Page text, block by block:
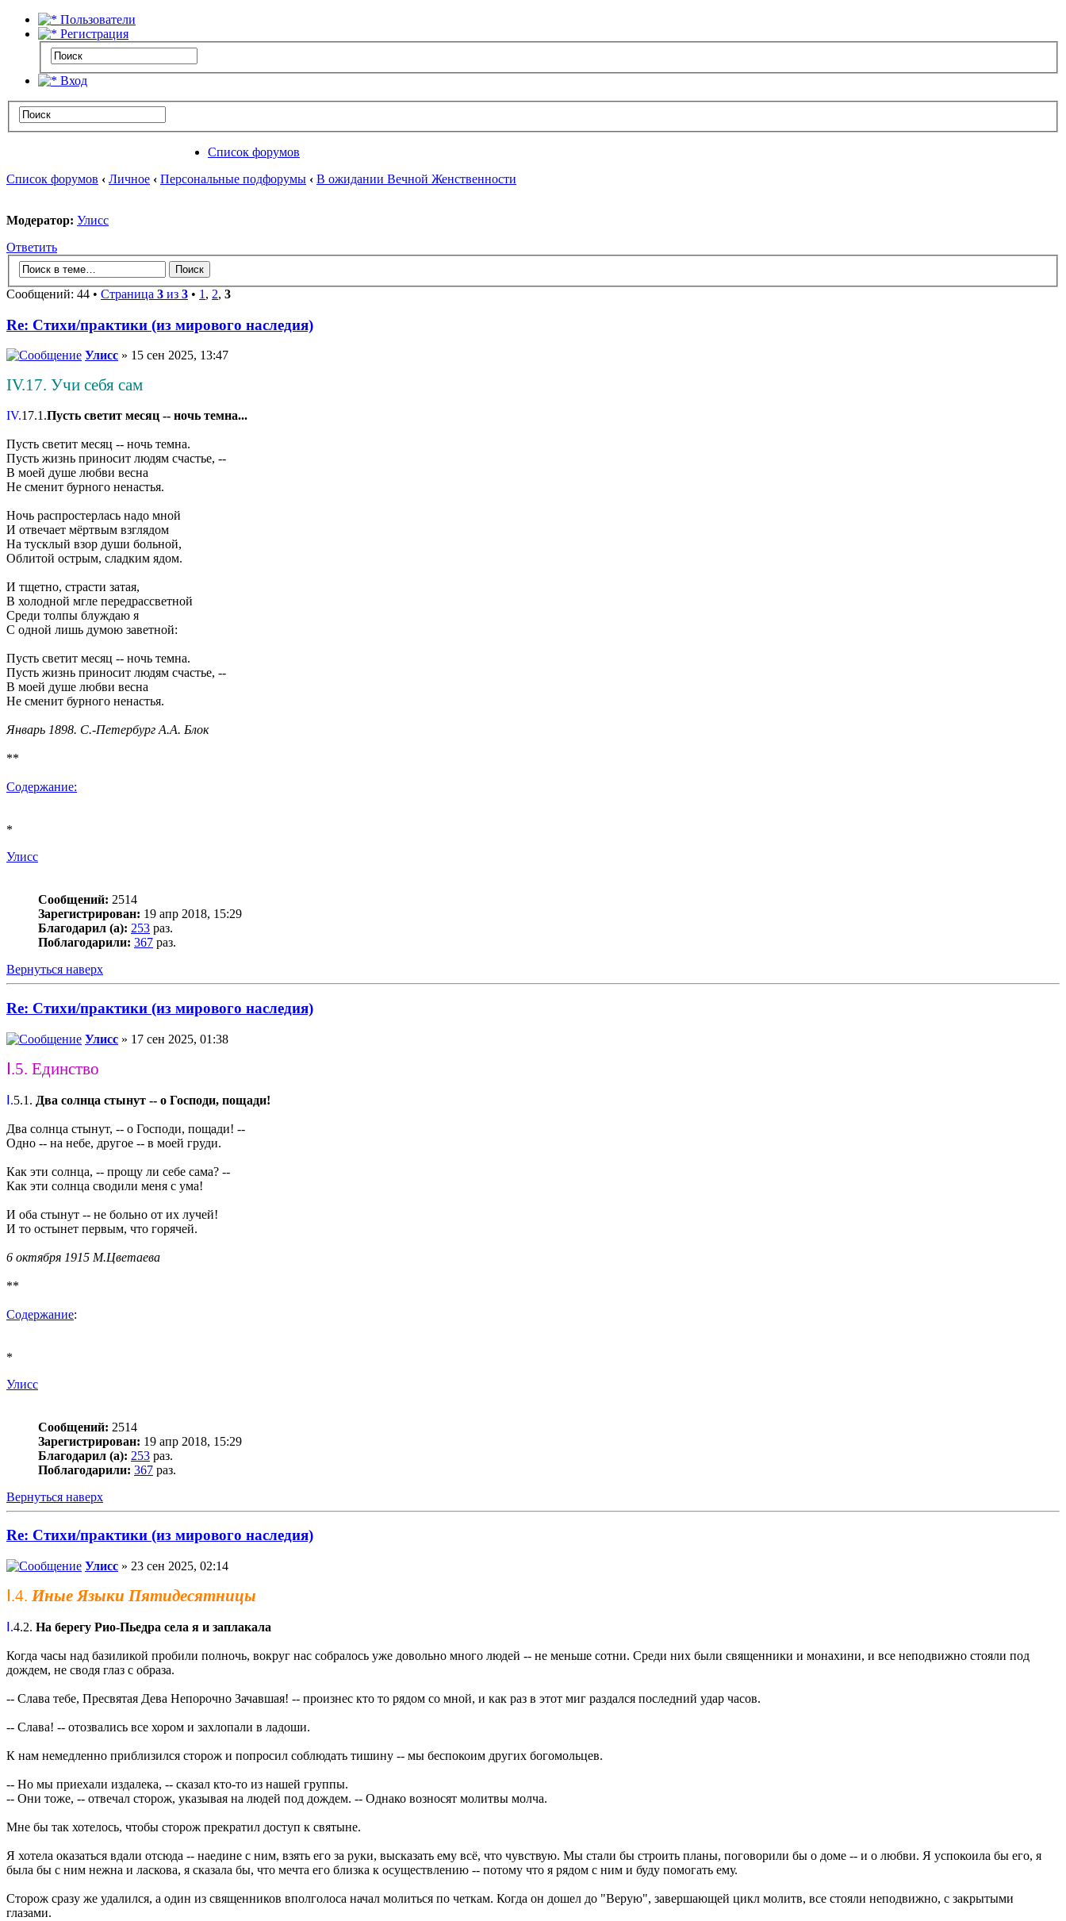
Пользователи
Регистрация
Вход
Список форумов
Список форумов ‹ Личное ‹ Персональные подфорумы ‹ В ожидании Вечной Женственности
Модератор: Улисс
Ответить
Сообщений: 44 • Страница 3 из 3 • 1 , 2, 3
Re: Стихи/практики (из мирового наследия)
Улисс » 15 сен 2025, 13:47
IV.17. Учи себя сам
IV.17.1.Пусть светит месяц -- ночь темна...
Пусть светит месяц -- ночь темна.
Пусть жизнь приносит людям счастье, --
В моей душе любви весна
Не сменит бурного ненастья.
Ночь распростерлась надо мной
И отвечает мёртвым взглядом
На тусклый взор души больной,
Облитой острым, сладким ядом.
И тщетно, страсти затая,
В холодной мгле передрассветной
Среди толпы блуждаю я
С одной лишь думою заветной:
Пусть светит месяц -- ночь темна.
Пусть жизнь приносит людям счастье, --
В моей душе любви весна
Не сменит бурного ненастья.
Январь 1898. С.-Петербург А.А. Блок
**
Содержание:
*
Улисс
Сообщений: 2514
Зарегистрирован: 19 апр 2018, 15:29
Благодарил (а): 253 раз.
Поблагодарили: 367 раз.
Вернуться наверх
Re: Стихи/практики (из мирового наследия)
Улисс » 17 сен 2025, 01:38
Ⅰ.5. Единство
Ⅰ.5.1. Два солнца стынут -- о Господи, пощади!
Два солнца стынут, -- о Господи, пощади! --
Одно -- на небе, другое -- в моей груди.
Как эти солнца, -- прощу ли себе сама? --
Как эти солнца сводили меня с ума!
И оба стынут -- не больно от их лучей!
И то остынет первым, что горячей.
6 октября 1915 М.Цветаева
**
Содержание:
*
Улисс
Сообщений: 2514
Зарегистрирован: 19 апр 2018, 15:29
Благодарил (а): 253 раз.
Поблагодарили: 367 раз.
Вернуться наверх
Re: Стихи/практики (из мирового наследия)
Улисс » 23 сен 2025, 02:14
Ⅰ.4. Иные Языки Пятидесятницы
Ⅰ.4.2. На берегу Рио-Пьедра села я и заплакала
Когда часы над базиликой пробили полночь, вокруг нас собралось уже довольно много людей -- не меньше сотни. Среди них были священники и монахини, и все неподвижно стояли под
дождем, не сводя глаз с образа.
-- Слава тебе, Пресвятая Дева Непорочно Зачавшая! -- произнес кто то рядом со мной, и как раз в этот миг раздался последний удар часов.
-- Слава! -- отозвались все хором и захлопали в ладоши.
К нам немедленно приблизился сторож и попросил соблюдать тишину -- мы беспокоим других богомольцев.
-- Но мы приехали издалека, -- сказал кто-то из нашей группы.
-- Они тоже, -- отвечал сторож, указывая на людей под дождем. -- Однако возносят молитвы молча.
Мне бы так хотелось, чтобы сторож прекратил доступ к святыне.
Я хотела оказаться вдали отсюда -- наедине с ним, взять его за руки, высказать ему всё, что чувствую. Мы стали бы строить планы, поговорили бы о доме -- и о любви. Я успокоила бы его, я
была бы с ним нежна и ласкова, я сказала бы, что мечта его близка к осуществлению -- потому что я рядом с ним и буду помогать ему.
Сторож сразу же удалился, а один из священников вполголоса начал молиться по четкам. Когда он дошел до "Верую", завершающей цикл молитв, все стояли неподвижно, с закрытыми
глазами.